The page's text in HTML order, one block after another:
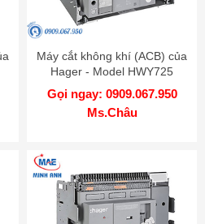
Máy cắt không khí (ACB) của
Hager - Model HWY725
Gọi ngay: 0909.067.950
Ms.Châu